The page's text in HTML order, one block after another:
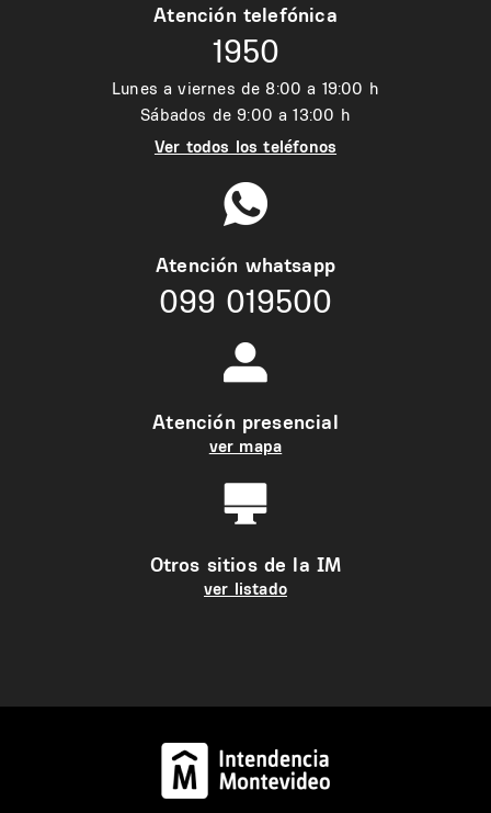
Atención telefónica
1950
Lunes a viernes de 8:00 a 19:00 h
Sábados de 9:00 a 13:00 h
Ver todos los teléfonos
Atención whatsapp
099 019500
Atención presencial
ver mapa
Otros sitios de la IM
ver listado